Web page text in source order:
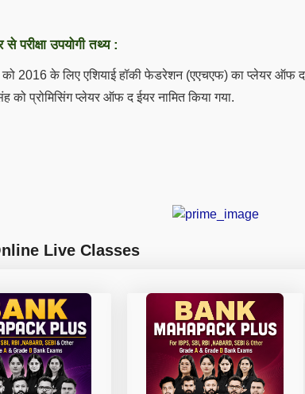
से परीक्षा उपयोगी तथ्य :
2016 के लिए एशियाई हॉकी फेडरेशन (एएचएफ) का प्लेयर ऑफ द
को प्रोमिसिंग प्लेयर ऑफ द ईयरनामित किया गया.
Live Classes